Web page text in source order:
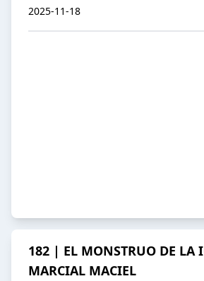
2025-11-18
182 | EL MONSTRUO DE LA
MARCIAL MACIEL